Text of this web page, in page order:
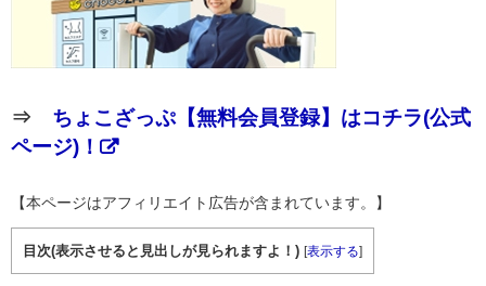
⇒ ちょこざっぷ【無料会員登録】はコチラ(公式
ページ)！
【本ページはアフィリエイト広告が含まれています。】
目次(表示させると見出しが見られますよ！) [表示する]